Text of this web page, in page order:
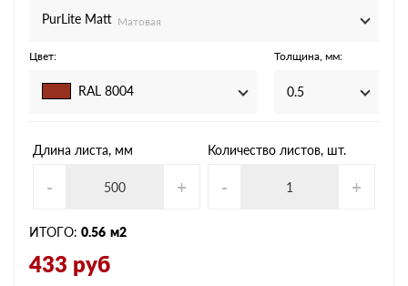
PurLite Мatt Матовая
Цвет:
RAL 8004
Толщина, мм:
0.5
Длина листа, мм
- +
Количество листов, шт.
- +
ИТОГО: 0.56 м2
433 руб